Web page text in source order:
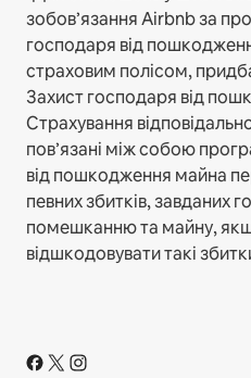
зобов’язання Airbnb за
господаря від
страховим полісом,
Захист господаря від
Страхування
пов’язані між собою
від пошкодження майна
певних збитків, завданих
помешканню та майну,
відшкодовувати такі